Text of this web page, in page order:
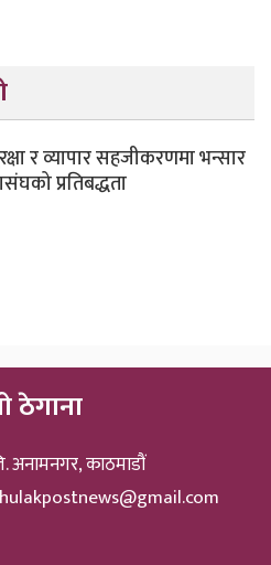
र व्यापार सहजीकरणमा भन्सार
प्रतिबद्धता
ठेगाना
अनामनगर, काठमाडौं
hulakpostnews@gmail.com